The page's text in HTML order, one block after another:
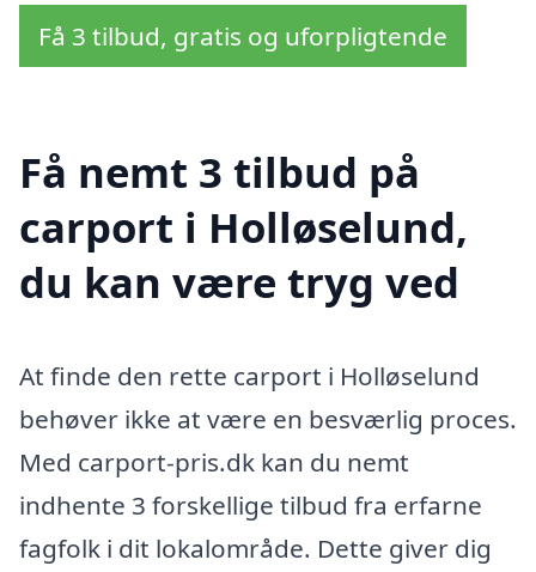
Få 3 tilbud, gratis og uforpligtende
Få nemt 3 tilbud på
carport i Holløselund,
du kan være tryg ved
At finde den rette carport i Holløselund
behøver ikke at være en besværlig proces.
Med carport-pris.dk kan du nemt
indhente 3 forskellige tilbud fra erfarne
fagfolk i dit lokalområde. Dette giver dig